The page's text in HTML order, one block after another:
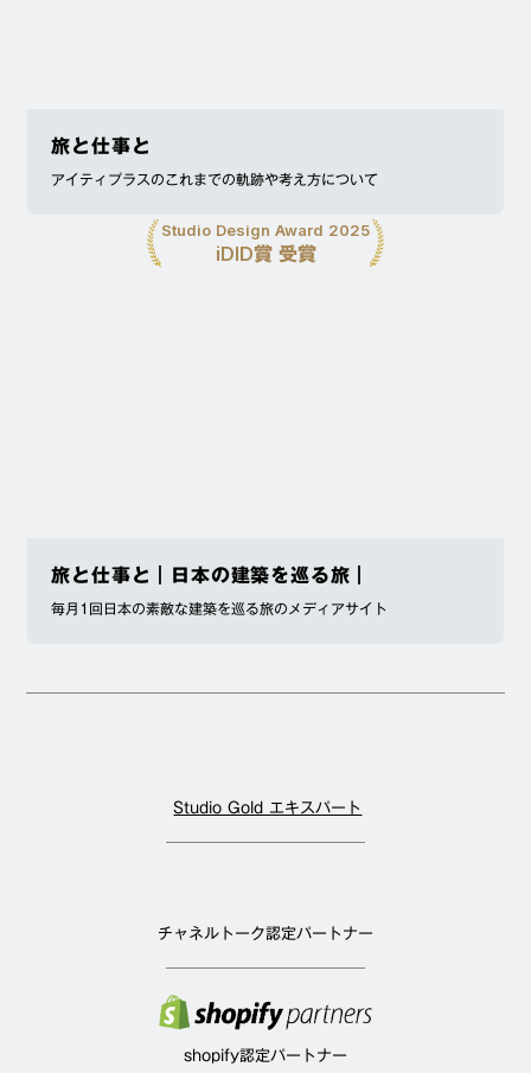
旅と仕事と
アイティプラスのこれまでの軌跡や考え方について
Studio Design Award 2025
iDID賞 受賞
旅と仕事と｜日本の建築を巡る旅｜
毎月1回日本の素敵な建築を巡る旅のメディアサイト
Studio Gold エキスパート
チャネルトーク認定パートナー
shopify認定パートナー